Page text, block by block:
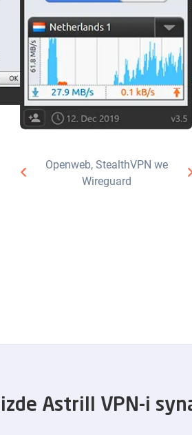
Openweb, StealthVPN we
Wireguard
Astrill VPN-i